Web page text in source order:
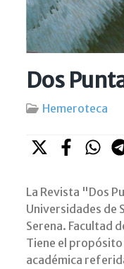
Dos
Hemeroteca
La Revista "Dos
Universidades de
Serena. Facultad
Tiene el
académica